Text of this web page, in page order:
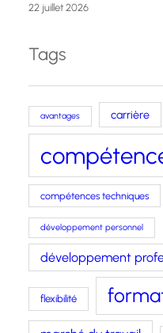
22 juillet 2026
Tags
avantages carrière
compétences techniques
développement personnel
développement
flexibilité